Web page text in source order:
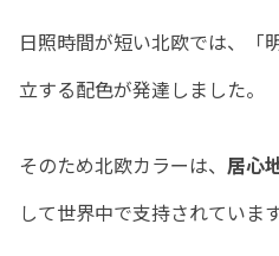
日照時間が短い北欧では、「
立する配色が発達しました。
そのため北欧カラーは、 居心
して世界中で支持されています